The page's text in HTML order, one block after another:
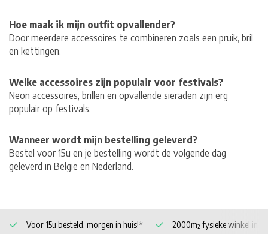
Hoe maak ik mijn outfit opvallender?
Door meerdere accessoires te combineren zoals een pruik, bril
en kettingen.
Welke accessoires zijn populair voor festivals?
Neon accessoires, brillen en opvallende sieraden zijn erg
populair op festivals.
Wanneer wordt mijn bestelling geleverd?
Bestel voor 15u en je bestelling wordt de volgende dag
geleverd in België en Nederland.
Voor 15u besteld, morgen in huis!* 2000m² fysieke winkel in